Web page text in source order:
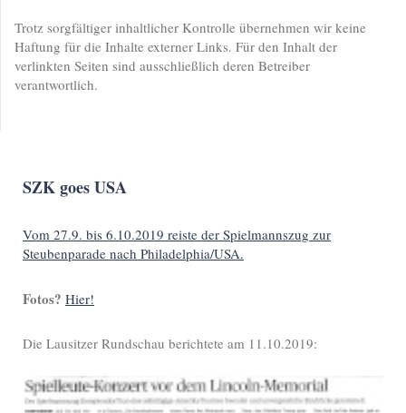
Trotz sorgfältiger inhaltlicher Kontrolle übernehmen wir keine
Haftung für die Inhalte externer Links. Für den Inhalt der
verlinkten Seiten sind ausschließlich deren Betreiber
verantwortlich.
SZK goes USA
Vom 27.9. bis 6.10.2019 reiste der Spielmannszug zur
Steubenparade nach Philadelphia/USA.
Fotos? Hier!
Die Lausitzer Rundschau berichtete am 11.10.2019: